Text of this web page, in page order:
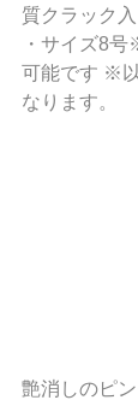
質クラック入
・サイズ8
可能です ※
なります。
艶消しのピ